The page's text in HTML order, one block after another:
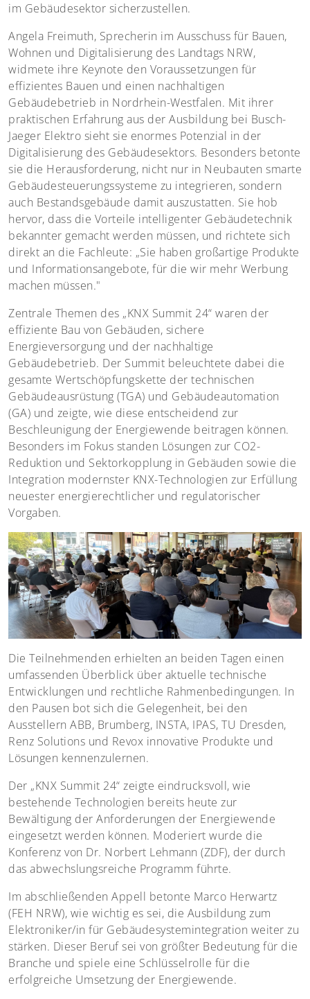
im Gebäudesektor sicherzustellen.
Angela Freimuth, Sprecherin im Ausschuss für Bauen,
Wohnen und Digitalisierung des Landtags NRW,
widmete ihre Keynote den Voraussetzungen für
effizientes Bauen und einen nachhaltigen
Gebäudebetrieb in Nordrhein-Westfalen. Mit ihrer
praktischen Erfahrung aus der Ausbildung bei Busch-
Jaeger Elektro sieht sie enormes Potenzial in der
Digitalisierung des Gebäudesektors. Besonders betonte
sie die Herausforderung, nicht nur in Neubauten smarte
Gebäudesteuerungssysteme zu integrieren, sondern
auch Bestandsgebäude damit auszustatten. Sie hob
hervor, dass die Vorteile intelligenter Gebäudetechnik
bekannter gemacht werden müssen, und richtete sich
direkt an die Fachleute: „Sie haben großartige Produkte
und Informationsangebote, für die wir mehr Werbung
machen müssen."
Zentrale Themen des „KNX Summit 24“ waren der
effiziente Bau von Gebäuden, sichere
Energieversorgung und der nachhaltige
Gebäudebetrieb. Der Summit beleuchtete dabei die
gesamte Wertschöpfungskette der technischen
Gebäudeausrüstung (TGA) und Gebäudeautomation
(GA) und zeigte, wie diese entscheidend zur
Beschleunigung der Energiewende beitragen können.
Besonders im Fokus standen Lösungen zur CO2-
Reduktion und Sektorkopplung in Gebäuden sowie die
Integration modernster KNX-Technologien zur Erfüllung
neuester energierechtlicher und regulatorischer
Vorgaben.
Die Teilnehmenden erhielten an beiden Tagen einen
umfassenden Überblick über aktuelle technische
Entwicklungen und rechtliche Rahmenbedingungen. In
den Pausen bot sich die Gelegenheit, bei den
Ausstellern ABB, Brumberg, INSTA, IPAS, TU Dresden,
Renz Solutions und Revox innovative Produkte und
Lösungen kennenzulernen.
Der „KNX Summit 24“ zeigte eindrucksvoll, wie
bestehende Technologien bereits heute zur
Bewältigung der Anforderungen der Energiewende
eingesetzt werden können. Moderiert wurde die
Konferenz von Dr. Norbert Lehmann (ZDF), der durch
das abwechslungsreiche Programm führte.
Im abschließenden Appell betonte Marco Herwartz
(FEH NRW), wie wichtig es sei, die Ausbildung zum
Elektroniker/in für Gebäudesystemintegration weiter zu
stärken. Dieser Beruf sei von größter Bedeutung für die
Branche und spiele eine Schlüsselrolle für die
erfolgreiche Umsetzung der Energiewende.